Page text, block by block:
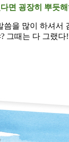
굉장히 뿌듯
을 많이 하셔
그때는 다 그랬